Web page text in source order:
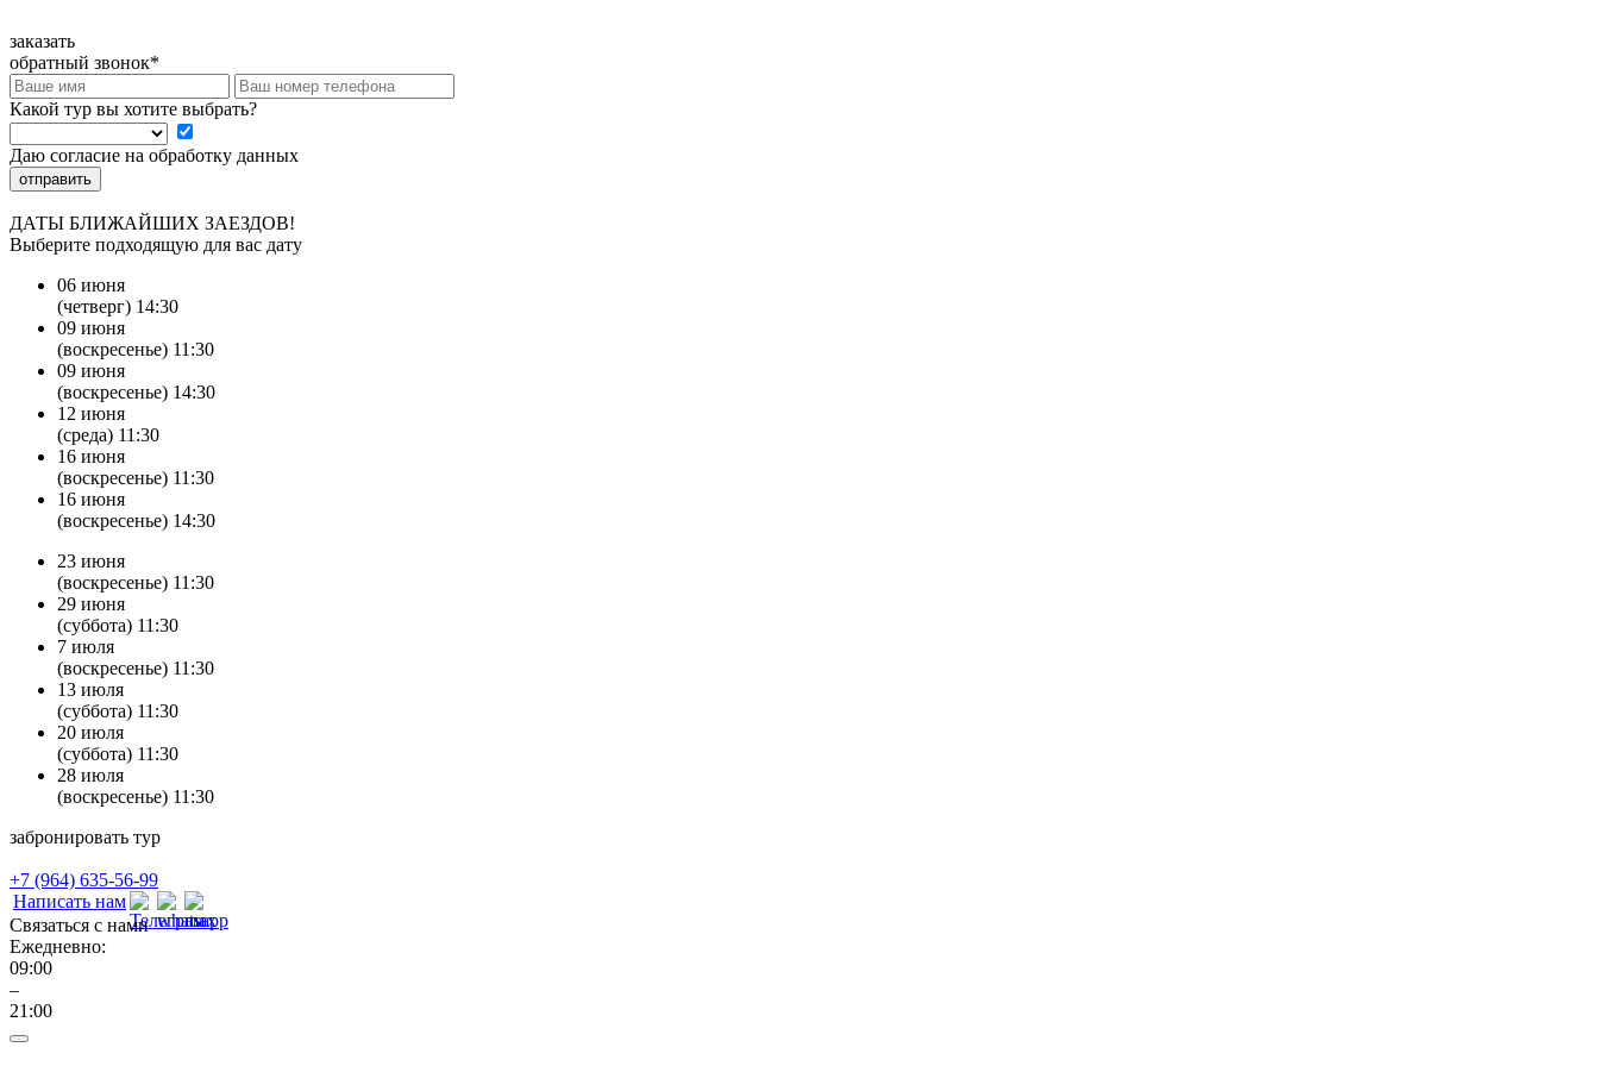
заказать
обратный звонок*
Какой тур вы хотите выбрать?
Даю согласие на обработку данных
отправить
ДАТЫ БЛИЖАЙШИХ ЗАЕЗДОВ!
Выберите подходящую для вас дату
06 июня
(четверг) 14:30
09 июня
(воскресенье) 11:30
09 июня
(воскресенье) 14:30
12 июня
(среда) 11:30
16 июня
(воскресенье) 11:30
16 июня
(воскресенье) 14:30
23 июня
(воскресенье) 11:30
29 июня
(суббота) 11:30
7 июля
(воскресенье) 11:30
13 июля
(суббота) 11:30
20 июля
(суббота) 11:30
28 июля
(воскресенье) 11:30
забронировать тур
+7 (964) 635-56-99
Написать нам
Связаться с нами
Ежедневно:
09:00
–
21:00